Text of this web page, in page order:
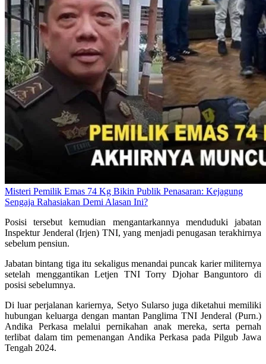
Misteri Pemilik Emas 74 Kg Bikin Publik Penasaran: Kejagung
Sengaja Rahasiakan Demi Alasan Ini?
Posisi tersebut kemudian mengantarkannya menduduki jabatan
Inspektur Jenderal (Irjen) TNI, yang menjadi penugasan terakhirnya
sebelum pensiun.
Jabatan bintang tiga itu sekaligus menandai puncak karier militernya
setelah menggantikan Letjen TNI Torry Djohar Banguntoro di
posisi sebelumnya.
Di luar perjalanan kariernya, Setyo Sularso juga diketahui memiliki
hubungan keluarga dengan mantan Panglima TNI Jenderal (Purn.)
Andika Perkasa melalui pernikahan anak mereka, serta pernah
terlibat dalam tim pemenangan Andika Perkasa pada Pilgub Jawa
Tengah 2024.